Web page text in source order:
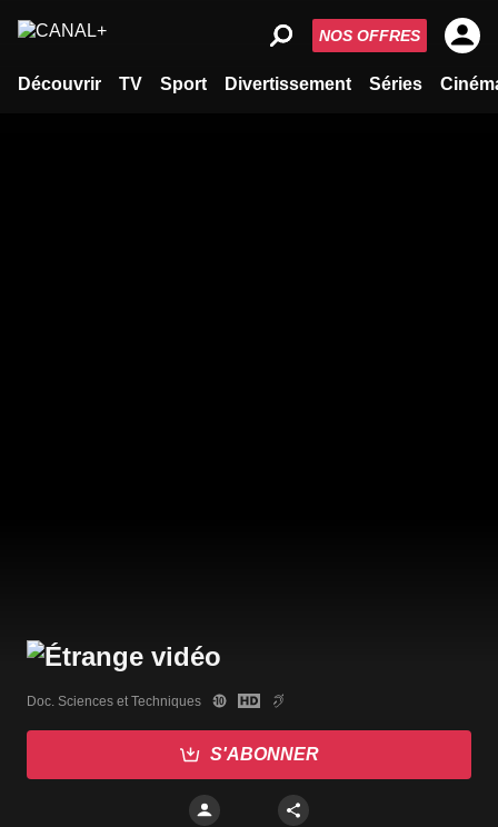
Découvrir TV Sport Divertissement Séries
NOS OFFRES
Doc. Sciences et Techniques
S'ABONNER